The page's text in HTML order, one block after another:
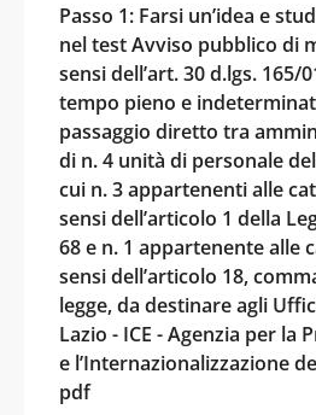
Passo 1: Farsi un’idea e
nel test Avviso pubblico di
sensi dell’art. 30 d.lgs. 165/
tempo pieno e
passaggio diretto tra
di n. 4 unità di personale
cui n. 3 appartenenti alle
sensi dell’articolo 1 della
68 e n. 1 appartenente alle
sensi dell’articolo 18,
legge, da destinare agli
Lazio - ICE - Agenzia per la
e l’Internazionalizzazione
pdf